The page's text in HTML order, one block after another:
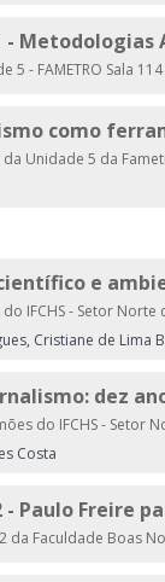
-
5 - FAMETRO Sala
como
Unidade 5 da
e
IFCHS - Setor
Cristiane de Lima
dez
do IFCHS - Setor
Costa
- Paulo Freire
da Faculdade Boas